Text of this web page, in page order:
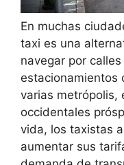
En muchas
taxi es una
navegar por
estacionamientos
varias metrópolis,
occidentales
vida, los taxistas
aumentar sus